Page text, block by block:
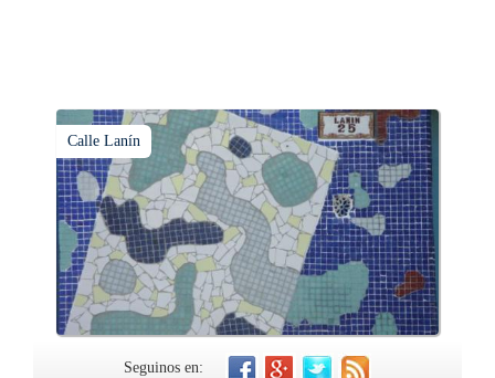
Calle Lanín
Seguinos en: